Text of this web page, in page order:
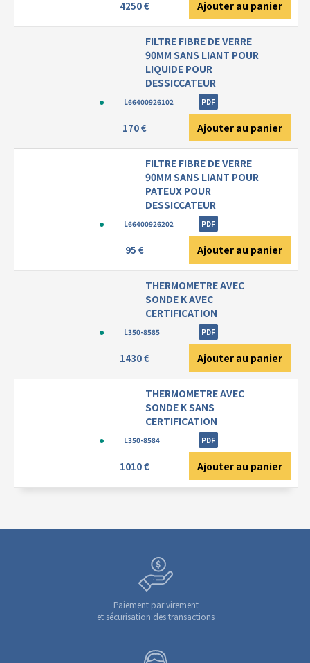
4250 € Ajouter au panier
FILTRE FIBRE DE VERRE
90MM SANS LIANT POUR
LIQUIDE POUR
DESSICCATEUR
L66400926102 PDF
170 € Ajouter au panier
FILTRE FIBRE DE VERRE
90MM SANS LIANT POUR
PATEUX POUR
DESSICCATEUR
L66400926202 PDF
95 € Ajouter au panier
THERMOMETRE AVEC
SONDE K AVEC
CERTIFICATION
L350-8585 PDF
1430 € Ajouter au panier
THERMOMETRE AVEC
SONDE K SANS
CERTIFICATION
L350-8584 PDF
1010 € Ajouter au panier
Paiement par virement
et sécurisation des transactions